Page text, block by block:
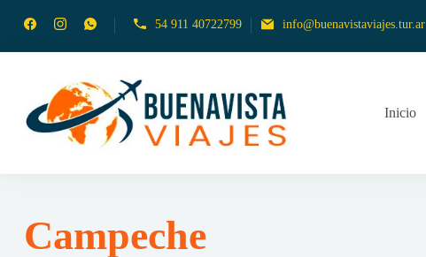
54 911 40722799 info@buenavistaviajes.tur.ar
Inicio
Campeche